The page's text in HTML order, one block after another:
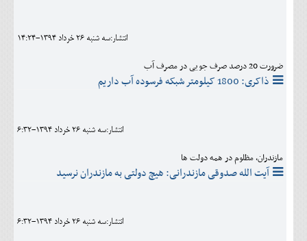
انتشار:سه شنبه 26 خرداد 1394-14:24
ضرورت 20 درصد صرف جویی در مصرف آب
ذاکری: 1800 کیلومتر شبکه فرسوده آب داریم
انتشار:سه شنبه 26 خرداد 1394-6:32
مازندران، مظلوم در همه دولت ها
آیت الله صدوقی مازندرانی: هیچ دولتی به مازندران نرسید
انتشار:سه شنبه 26 خرداد 1394-6:32